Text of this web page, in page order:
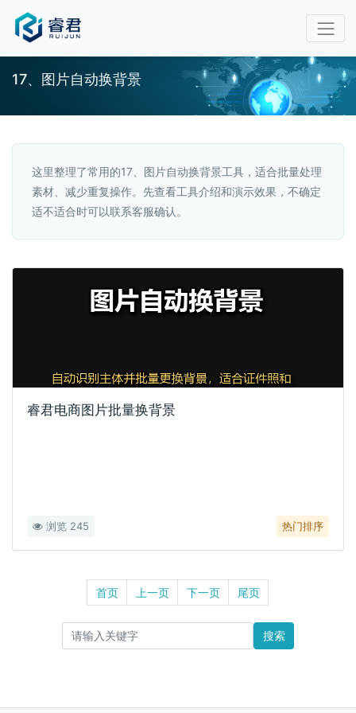
17、图片自动换背景
这里整理了常用的17、图片自动换背景工具，适合批量处理
素材、减少重复操作。先查看工具介绍和演示效果，不确定
适不适合时可以联系客服确认。
睿君电商图片批量换背景
浏览 245 热门排序
首页 上一页 下一页 尾页
搜索